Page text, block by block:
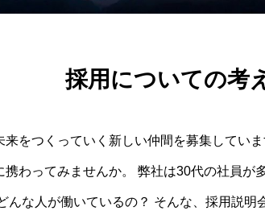
採用についての考
をつくっていく新しい仲間を募集してい
わってみませんか。 弊社は30代の社員が
んな人が働いているの？ そんな、採用説明